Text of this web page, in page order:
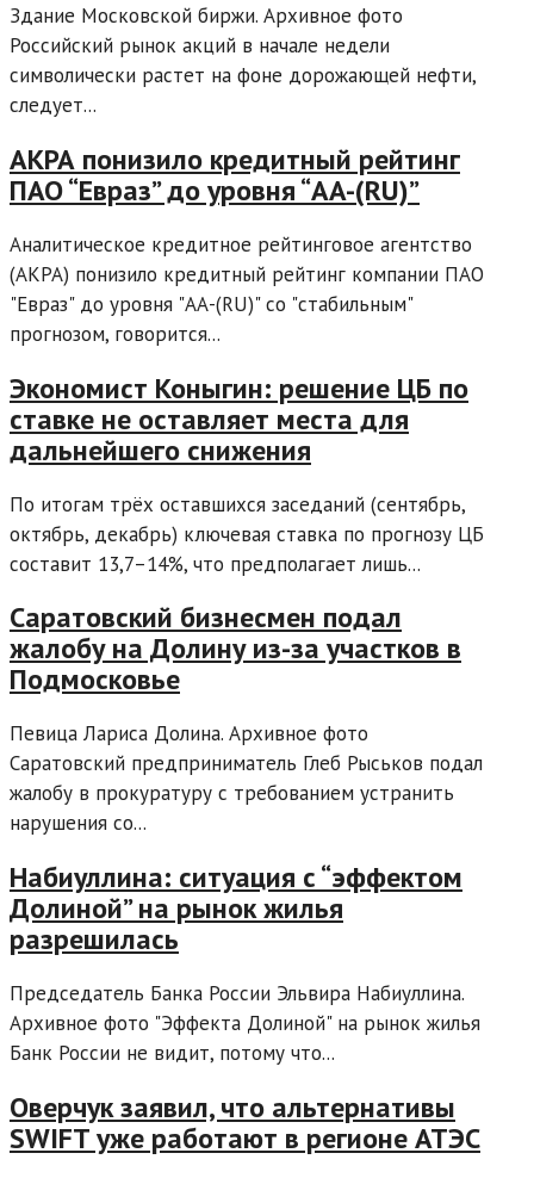
Здание Московской биржи. Архивное фото
Российский рынок акций в начале недели
символически растет на фоне дорожающей нефти,
следует...
АКРА понизило кредитный рейтинг
ПАО “Евраз” до уровня “AA-(RU)”
Аналитическое кредитное рейтинговое агентство
(АКРА) понизило кредитный рейтинг компании ПАО
"Евраз" до уровня "AА-(RU)" со "стабильным"
прогнозом, говорится...
Экономист Коныгин: решение ЦБ по
ставке не оставляет места для
дальнейшего снижения
По итогам трёх оставшихся заседаний (сентябрь,
октябрь, декабрь) ключевая ставка по прогнозу ЦБ
составит 13,7–14%, что предполагает лишь...
Саратовский бизнесмен подал
жалобу на Долину из-за участков в
Подмосковье
Певица Лариса Долина. Архивное фото
Саратовский предприниматель Глеб Рыськов подал
жалобу в прокуратуру с требованием устранить
нарушения со...
Набиуллина: ситуация с “эффектом
Долиной” на рынок жилья
разрешилась
Председатель Банка России Эльвира Набиуллина.
Архивное фото "Эффекта Долиной" на рынок жилья
Банк России не видит, потому что...
Оверчук заявил, что альтернативы
SWIFT уже работают в регионе АТЭС